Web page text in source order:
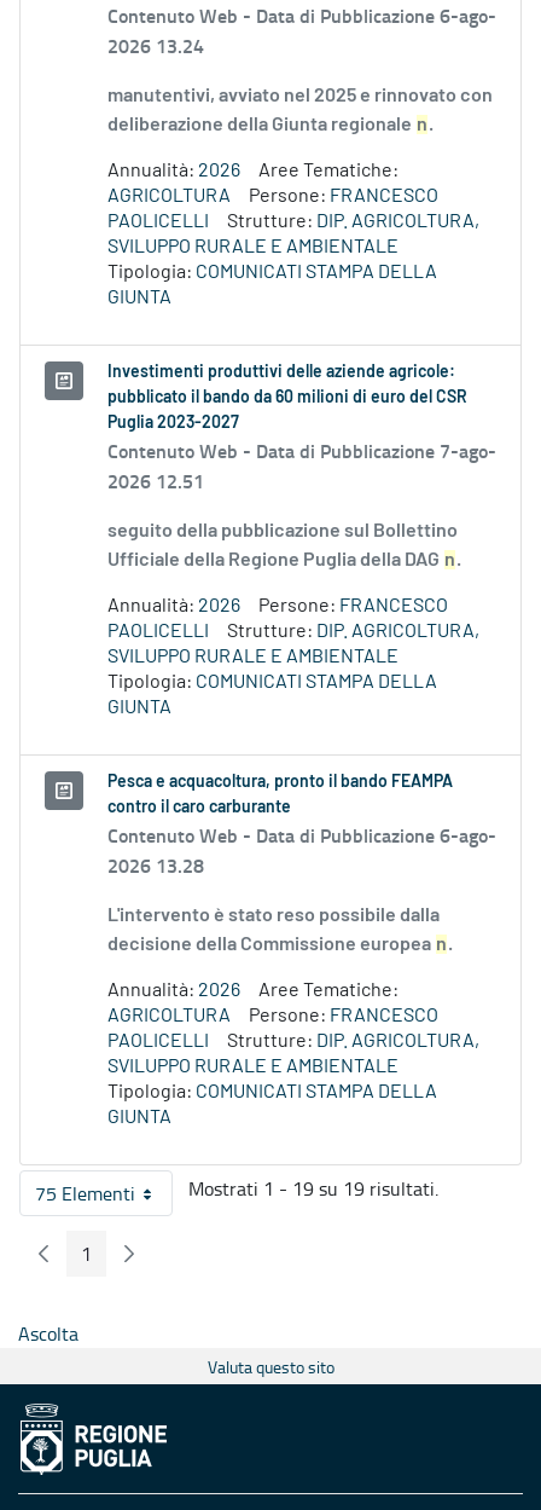
Contenuto Web - Data di Pubblicazione 6-ago-
2026 13.24
manutentivi, avviato nel 2025 e rinnovato con
deliberazione della Giunta regionale n.
Annualità: 2026
Aree Tematiche:
AGRICOLTURA
Persone: FRANCESCO
PAOLICELLI
Strutture: DIP. AGRICOLTURA,
SVILUPPO RURALE E AMBIENTALE
Tipologia: COMUNICATI STAMPA DELLA
GIUNTA
Investimenti produttivi delle aziende agricole:
pubblicato il bando da 60 milioni di euro del CSR
Puglia 2023-2027
Contenuto Web - Data di Pubblicazione 7-ago-
2026 12.51
seguito della pubblicazione sul Bollettino
Ufficiale della Regione Puglia della DAG n.
Annualità: 2026 Persone: FRANCESCO
PAOLICELLI
Strutture: DIP. AGRICOLTURA,
SVILUPPO RURALE E AMBIENTALE
Tipologia: COMUNICATI STAMPA DELLA
GIUNTA
Pesca e acquacoltura, pronto il bando FEAMPA
contro il caro carburante
Contenuto Web - Data di Pubblicazione 6-ago-
2026 13.28
L'intervento è stato reso possibile dalla
decisione della Commissione europea n.
Annualità: 2026
Aree Tematiche:
AGRICOLTURA
Persone: FRANCESCO
PAOLICELLI
Strutture: DIP. AGRICOLTURA,
SVILUPPO RURALE E AMBIENTALE
Tipologia: COMUNICATI STAMPA DELLA
GIUNTA
75 ElementiPer pagina
Mostrati 1 - 19 su 19 risultati.
Pagina Precedente
Pagina
1 Pagina Seguente
Ascolta
Valuta questo sito